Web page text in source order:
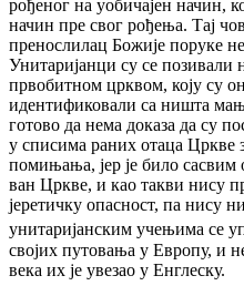
рођеног на уобичајен начин,
начин пре свог рођења. Тај
пренослилац Божије поруке
Унитаријанци су се позивали
првобитном црквом, коју су
идентификовали са ништа
готово да нема доказа да су
у списима раних отаца Цркве
помињања, јер је било сасвим
ван Цркве, и као такви нису
јеретичку опасност, па нису
унитаријанским учењима се
својих путовања у Европу, и
века их је увезао у Енглеску.